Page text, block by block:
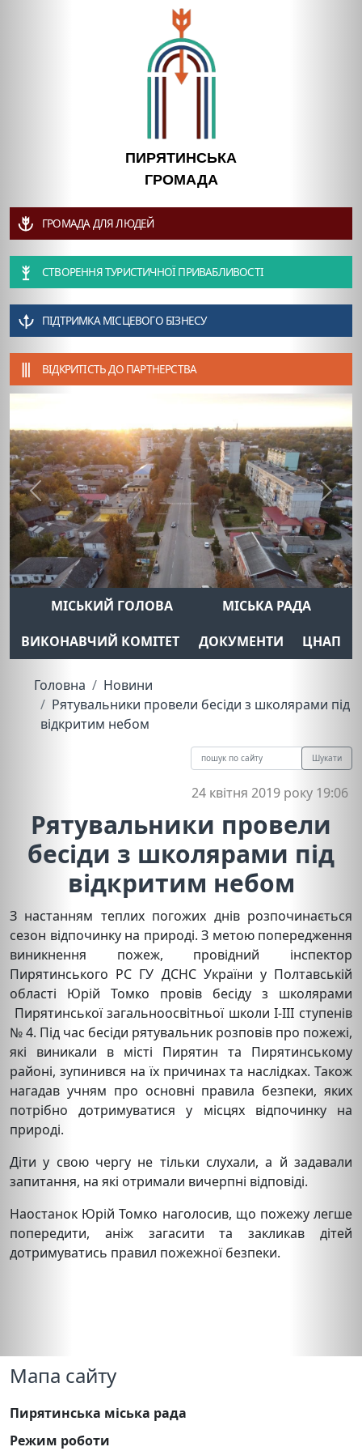
ПИРЯТИНСЬКА
ГРОМАДА
ГРОМАДА ДЛЯ ЛЮДЕЙ
СТВОРЕННЯ ТУРИСТИЧНОЇ ПРИВАБЛИВОСТІ
ПІДТРИМКА МІСЦЕВОГО БІЗНЕСУ
ВІДКРИТІСТЬ ДО ПАРТНЕРСТВА
Previous Next
МІСЬКИЙ ГОЛОВА
МІСЬКА РАДА
ВИКОНАВЧИЙ КОМІТЕТ
ДОКУМЕНТИ ЦНАП
Головна
Новини
Рятувальники провели бесіди з школярами під
відкритим небом
Шукати
24 квітня 2019 року 19:06
Рятувальники провели
бесіди з школярами під
відкритим небом
З настанням теплих погожих днів розпочинається
сезон відпочинку на природі. З метою попередження
виникнення пожеж, провідний інспектор
Пирятинського РС ГУ ДСНС України у Полтавській
області Юрій Томко провів бесіду з школярами
Пирятинської загальноосвітньої школи І-ІІІ ступенів
№ 4. Під час бесіди рятувальник розповів про пожежі,
які виникали в місті Пирятин та Пирятинському
районі, зупинився на їх причинах та наслідках. Також
нагадав учням про основні правила безпеки, яких
потрібно дотримуватися у місцях відпочинку на
природі.
Діти у свою чергу не тільки слухали, а й задавали
запитання, на які отримали вичерпні відповіді.
Наостанок Юрій Томко наголосив, що пожежу легше
попередити, аніж загасити та закликав дітей
дотримуватись правил пожежної безпеки.
Мапа сайту
Пирятинська міська рада
Режим роботи